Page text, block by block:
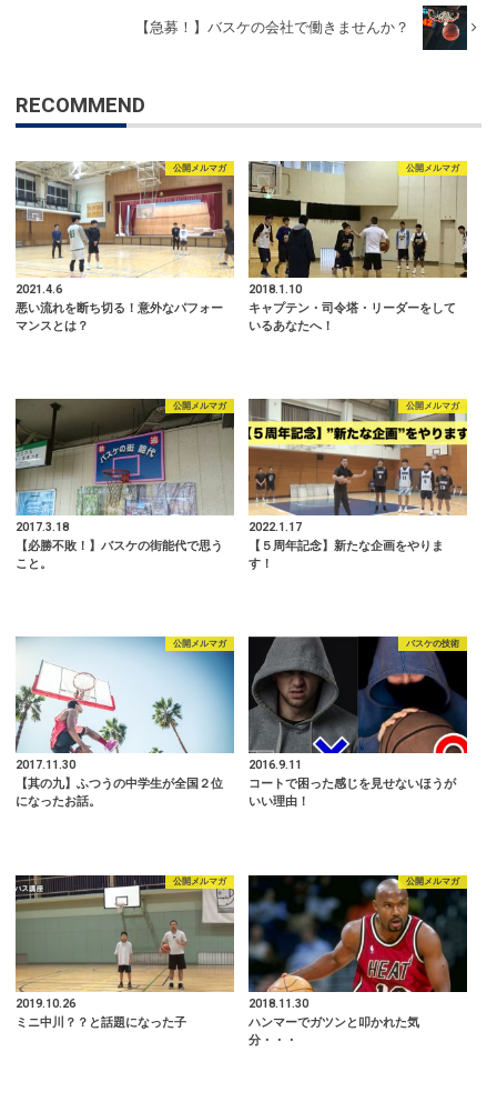
【急募！】バスケの会社で働きませんか？
RECOMMEND
公開メルマガ
2021.4.6
悪い流れを断ち切る！意外なパフォー
マンスとは？
公開メルマガ
2018.1.10
キャプテン・司令塔・リーダーをして
いるあなたへ！
公開メルマガ
2017.3.18
【必勝不敗！】バスケの街能代で思う
こと。
公開メルマガ
2022.1.17
【５周年記念】新たな企画をやりま
す！
公開メルマガ
2017.11.30
【其の九】ふつうの中学生が全国２位
になったお話。
バスケの技術
2016.9.11
コートで困った感じを見せないほうが
いい理由！
公開メルマガ
2019.10.26
ミニ中川？？と話題になった子
公開メルマガ
2018.11.30
ハンマーでガツンと叩かれた気
分・・・